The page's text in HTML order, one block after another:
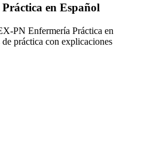
en Español
PN Enfermería Práctica en
práctica con explicaciones